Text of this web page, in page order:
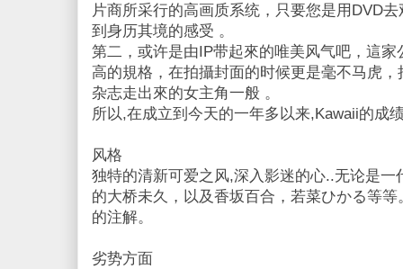
片商所采行的高画质系统，只要您是用DVD
到身历其境的感受 。
第二，或许是由IP带起來的唯美风气吧，這
高的規格，在拍攝封面的时候更是毫不马虎
杂志走出來的女主角一般 。
所以,在成立到今天的一年多以来,Kawaii的成
风格
独特的清新可爱之风,深入影迷的心..无论是
的大桥未久，以及香坂百合，若菜ひかる等
的注解。
劣势方面